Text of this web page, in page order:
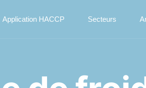
Application HACCP Secteurs